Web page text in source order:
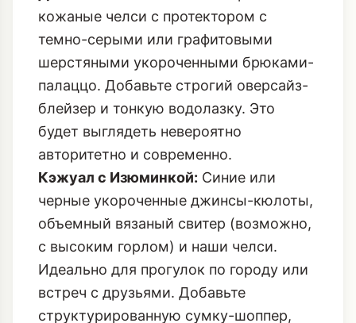
кожаные челси с протектором с
темно-серыми или графитовыми
шерстяными укороченными брюками-
палаццо. Добавьте строгий оверсайз-
блейзер и тонкую водолазку. Это
будет выглядеть невероятно
авторитетно и современно.
Кэжуал с Изюминкой: Синие или
черные укороченные джинсы-кюлоты,
объемный вязаный свитер (возможно,
с высоким горлом) и наши челси.
Идеально для прогулок по городу или
встреч с друзьями. Добавьте
структурированную сумку-шоппер,